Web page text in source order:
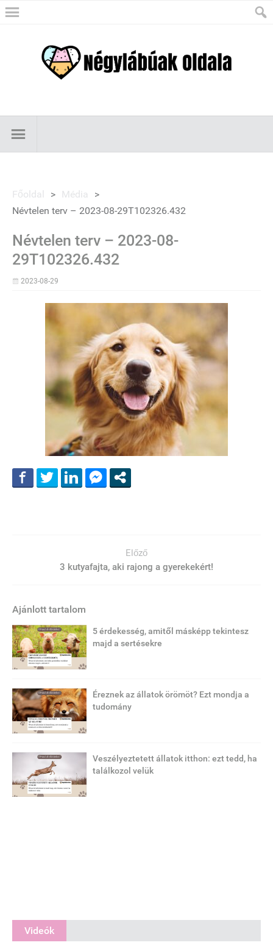
Főoldal > Média
>
Névtelen terv – 2023-08-29T102326.432
Névtelen terv – 2023-08-
29T102326.432
2023-08-29
Előző
3 kutyafajta, aki rajong a gyerekekért!
Ajánlott tartalom
5 érdekesség, amitől másképp tekintesz
majd a sertésekre
Éreznek az állatok örömöt? Ezt mondja a
tudomány
Veszélyeztetett állatok itthon: ezt tedd, ha
találkozol velük
Videók